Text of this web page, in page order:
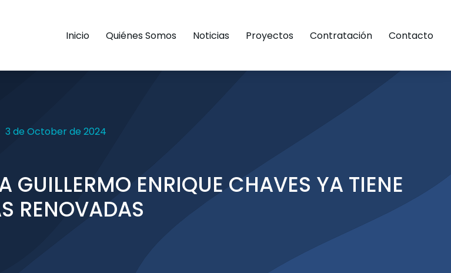
Inicio Quiénes Somos Noticias Proyectos Contratación Contacto
3 de October de 2024
ENRIQUE CHAVES YA TIENE
RENOVADAS